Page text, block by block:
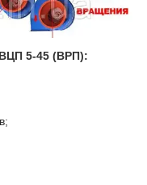
ВЦП 5-45 (ВРП):